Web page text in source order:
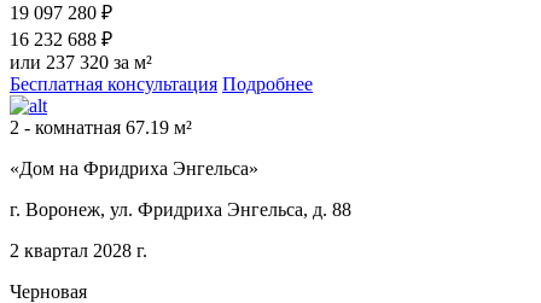
19 097 280 ₽
16 232 688 ₽
или 237 320 за м²
Бесплатная консультация Подробнее
2 - комнатная 67.19 м²
«Дом на Фридриха Энгельса»
г. Воронеж, ул. Фридриха Энгельса, д. 88
2 квартал 2028 г.
Черновая